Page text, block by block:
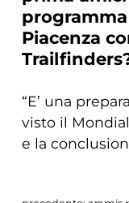
Piacenza
“E’ una
visto il
e la